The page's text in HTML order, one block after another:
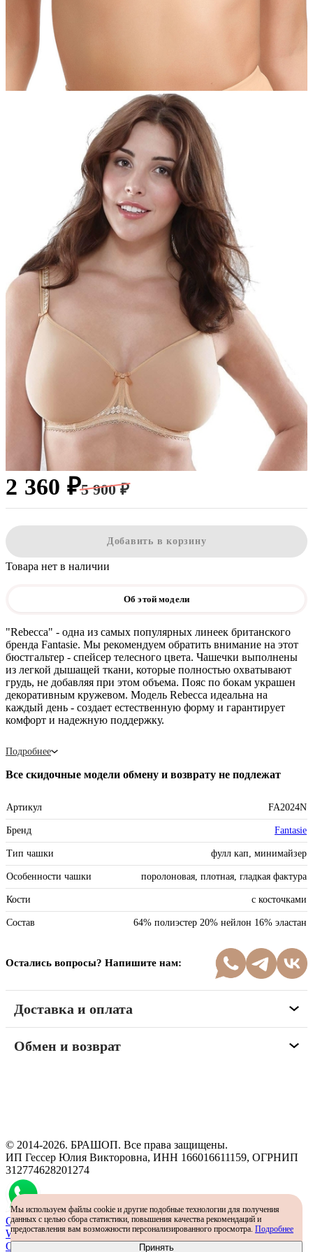
2 360 ₽5 900 ₽
Добавить в корзину
Товара нет в наличии
Об этой модели
"Rebecca" - одна из самых популярных линеек британского
бренда Fantasie. Мы рекомендуем обратить внимание на этот
бюстгальтер - спейсер телесного цвета. Чашечки выполнены
из легкой дышащей ткани, которые полностью охватывают
грудь, не добавляя при этом объема. Пояс по бокам украшен
декоративным кружевом. Модель Rebecca идеальна на
каждый день - создает естественную форму и гарантирует
комфорт и надежную поддержку.
Подробнее
Все скидочные модели обмену и возврату не подлежат
Артикул FA2024N
Бренд Fantasie
Тип чашки фулл кап, минимайзер
Особенности чашки поролоновая, плотная, гладкая фактура
Кости с косточками
Состав 64% полиэстер 20% нейлон 16% эластан
Остались вопросы? Напишите нам:
Доставка и оплата
Обмен и возврат
© 2014-2026. БРАШОП. Все права защищены.
ИП Гессер Юлия Викторовна, ИНН 166016611159, ОГРНИП
312774628201274
Самый простой способ определить размер - консультация в
WhatsApp
Определить размер
Мы используем файлы cookie и другие подобные технологии для получения
данных с целью сбора статистики, повышения качества рекомендаций и
предоставления вам возможности персонализированного просмотра. Подробнее
Принять